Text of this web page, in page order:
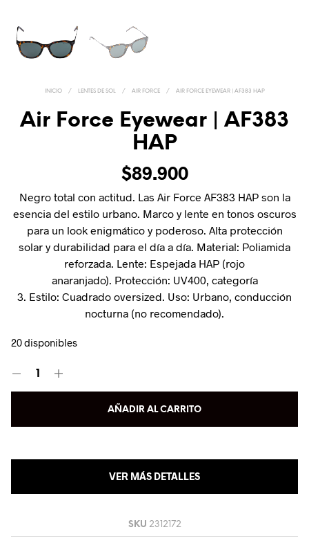
INICIO / LENTES DE SOL / AIR FORCE / AIR FORCE EYEWEAR | AF383 HAP
Air Force Eyewear | AF383
HAP
$89.900
Negro total con actitud. Las Air Force AF383 HAP son la
esencia del estilo urbano. Marco y lente en tonos oscuros
para un look enigmático y poderoso. Alta protección
solar y durabilidad para el día a día. Material: Poliamida
reforzada. Lente: Espejada HAP (rojo
anaranjado). Protección: UV400, categoría
3. Estilo: Cuadrado oversized. Uso: Urbano, conducción
nocturna (no recomendado).
20 disponibles
AÑADIR AL CARRITO
VER MÁS DETALLES
SKU 2312172